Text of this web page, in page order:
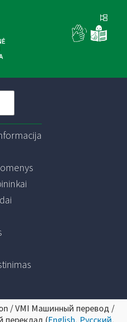
/ VMI Машинный перевод /